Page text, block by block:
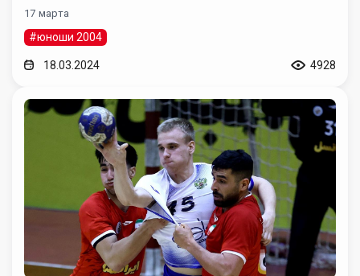
17 марта
#юноши 2004
18.03.2024 4928